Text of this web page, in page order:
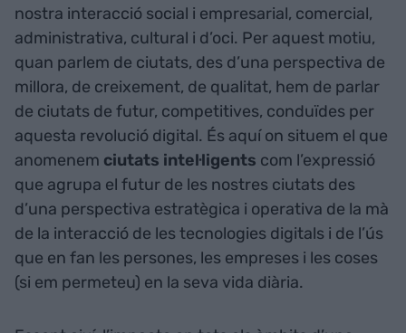
nostra interacció social i empresarial, comercial,
administrativa, cultural i d’oci. Per aquest motiu,
quan parlem de ciutats, des d’una perspectiva de
millora, de creixement, de qualitat, hem de parlar
de ciutats de futur, competitives, conduïdes per
aquesta revolució digital. És aquí on situem el que
anomenem ciutats intel·ligents com l’expressió
que agrupa el futur de les nostres ciutats des
d’una perspectiva estratègica i operativa de la mà
de la interacció de les tecnologies digitals i de l’ús
que en fan les persones, les empreses i les coses
(si em permeteu) en la seva vida diària.